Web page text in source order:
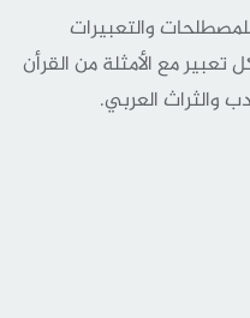
والتعبيرات
مع الأمثلة من القرأن
والثراث العربي.